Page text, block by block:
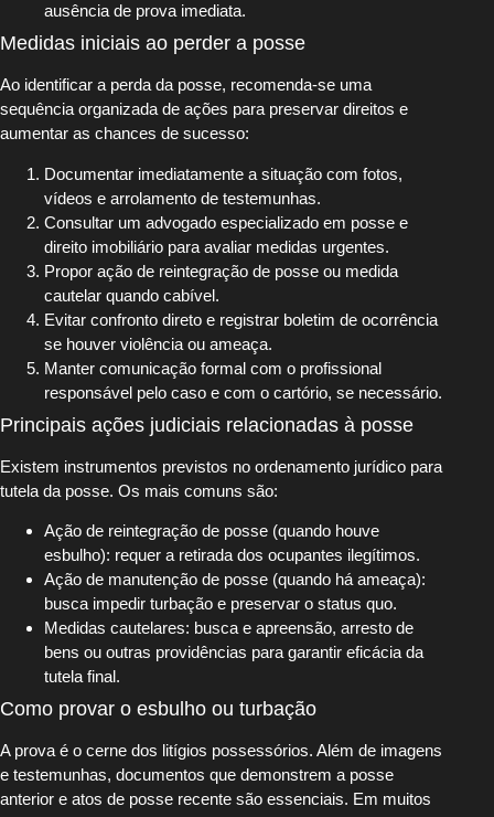
ausência de prova imediata.
Medidas iniciais ao perder a posse
Ao identificar a perda da posse, recomenda-se uma
sequência organizada de ações para preservar direitos e
aumentar as chances de sucesso:
Documentar imediatamente a situação com fotos,
vídeos e arrolamento de testemunhas.
Consultar um advogado especializado em posse e
direito imobiliário para avaliar medidas urgentes.
Propor ação de reintegração de posse ou medida
cautelar quando cabível.
Evitar confronto direto e registrar boletim de ocorrência
se houver violência ou ameaça.
Manter comunicação formal com o profissional
responsável pelo caso e com o cartório, se necessário.
Principais ações judiciais relacionadas à posse
Existem instrumentos previstos no ordenamento jurídico para
tutela da posse. Os mais comuns são:
Ação de reintegração de posse (quando houve
esbulho): requer a retirada dos ocupantes ilegítimos.
Ação de manutenção de posse (quando há ameaça):
busca impedir turbação e preservar o status quo.
Medidas cautelares: busca e apreensão, arresto de
bens ou outras providências para garantir eficácia da
tutela final.
Como provar o esbulho ou turbação
A prova é o cerne dos litígios possessórios. Além de imagens
e testemunhas, documentos que demonstrem a posse
anterior e atos de posse recente são essenciais. Em muitos